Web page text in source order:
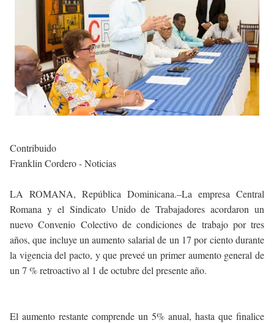
Contribuido
Franklin Cordero - Noticias
LA ROMANA, República Dominicana.–La empresa Central
Romana y el Sindicato Unido de Trabajadores acordaron un
nuevo Convenio Colectivo de condiciones de trabajo por tres
años, que incluye un aumento salarial de un 17 por ciento durante
la vigencia del pacto, y que preveé un primer aumento general de
un 7 % retroactivo al 1 de octubre del presente año.
El aumento restante comprende un 5% anual, hasta que finalice